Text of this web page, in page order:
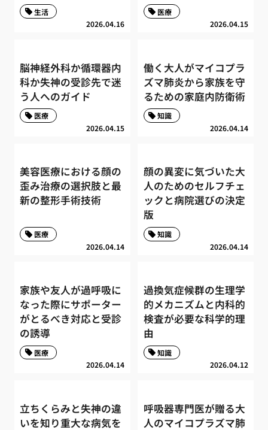
2026.04.16
生活
2026.04.15
医療
脳神経外科か循環器内
科か失神の受診先で迷
う人へのガイド
2026.04.15
医療
働く大人がマイコプラ
ズマ肺炎から家族を守
るための家庭内防衛術
2026.04.14
知識
美容医療における顔の
歪み治療の選択肢と最
新の整形手術技術
2026.04.14
医療
顔の異変に気づいた大
人のためのセルフチェ
ックと病院選びの決定
版
2026.04.14
知識
家族や友人が過呼吸に
なった際にサポーター
がとるべき対応と受診
の誘導
2026.04.14
医療
過換気症候群の生理学
的メカニズムと内科的
検査が必要な科学的理
由
2026.04.12
知識
立ちくらみと失神の違
いを知り重大な病気を
呼吸器専門医が贈る大
人のマイコプラズマ肺